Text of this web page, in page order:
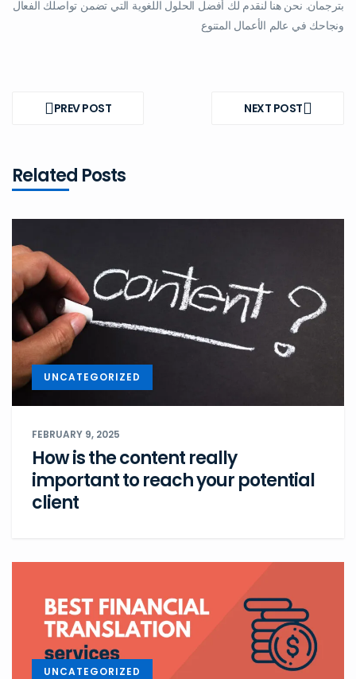
بترجمان. نحن هنا لنقدم لك أفضل الحلول اللغوية التي تضمن تواصلك الفعال
ونجاحك في عالم الأعمال المتنوع
navigationPREV POST
PREV NEXT POST
NEXT
Related Posts
UNCATEGORIZED
FEBRUARY 9, 2025
How is the content really
important to reach your potential
client
UNCATEGORIZED